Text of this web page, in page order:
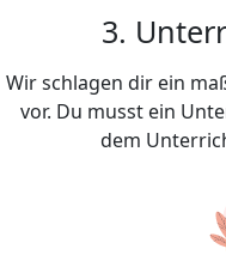
3.
Wir schlagen dir ein
vor. Du musst ein
dem